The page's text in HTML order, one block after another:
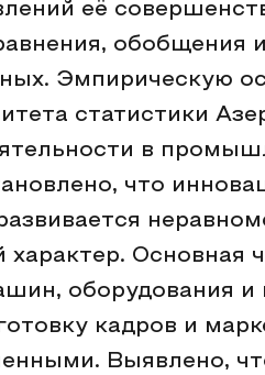
её
обобщения
Эмпирическую
статистики
в
что
Основная
оборудования и
кадров и
Выявлено,